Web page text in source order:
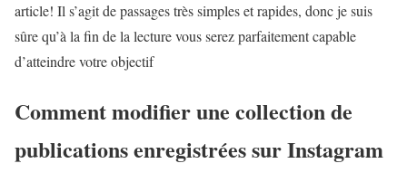
article! Il s’agit de passages très simples et rapides, donc je suis
sûre qu’à la fin de la lecture vous serez parfaitement capable
d’atteindre votre objectif
Comment modifier une collection de
publications enregistrées sur Instagram